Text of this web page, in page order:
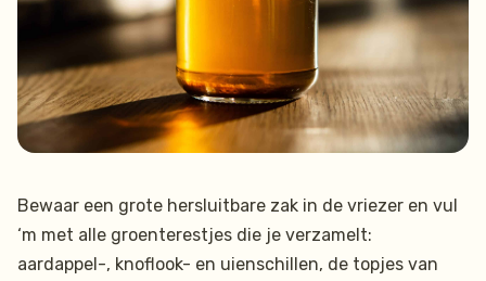
Bewaar een grote hersluitbare zak in de vriezer en vul
‘m met alle groenterestjes die je verzamelt:
aardappel-, knoflook- en uienschillen, de topjes van